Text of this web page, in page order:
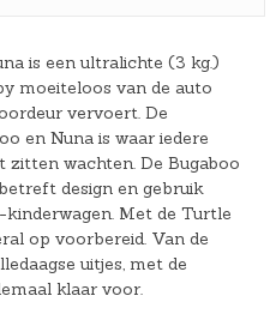
is een ultralichte (3 kg.)
moeiteloos van de auto
vervoert. De
en Nuna is waar iedere
wachten. De Bugaboo
design en gebruik
Met de Turtle
op voorbereid. Van de
uitjes, met de
klaar voor.